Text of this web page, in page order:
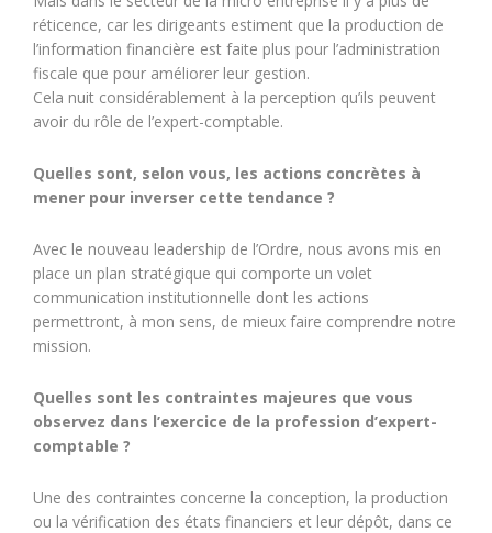
réticence, car les dirigeants estiment que la production de
l’information financière est faite plus pour l’administration
fiscale que pour améliorer leur gestion.
Cela nuit considérablement à la perception qu’ils peuvent
avoir du rôle de l’expert-comptable.
Quelles sont, selon vous, les actions concrètes à
mener pour inverser cette tendance ?
Avec le nouveau leadership de l’Ordre, nous avons mis en
place un plan stratégique qui comporte un volet
communication institutionnelle dont les actions
permettront, à mon sens, de mieux faire comprendre notre
mission.
Quelles sont les contraintes majeures que vous
observez dans l’exercice de la profession d’expert-
comptable ?
Une des contraintes concerne la conception, la production
ou la vérification des états financiers et leur dépôt, dans ce